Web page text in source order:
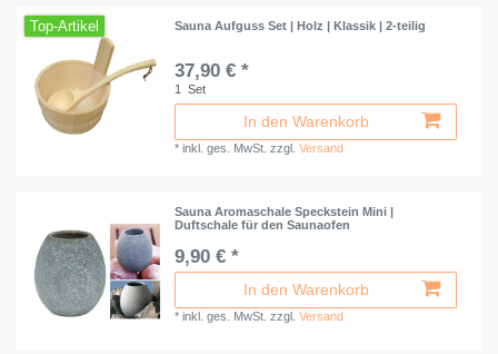
Top-Artikel Sauna Aufguss Set | Holz | Klassik | 2-teilig
37,90 € *
1 Set
In den Warenkorb
*inkl. ges. MwSt. zzgl.Versand
Sauna Aromaschale Speckstein Mini |
Duftschale für den Saunaofen
9,90 € *
In den Warenkorb
*inkl. ges. MwSt. zzgl.Versand